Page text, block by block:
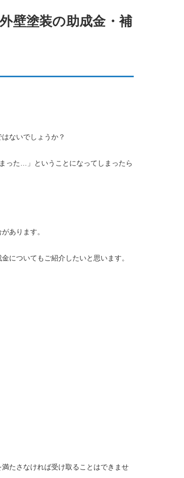
壁塗装の助成金・補
ないでしょうか？
った…」ということになってしまったら
あります。
についてもご紹介したいと思います。
たさなければ受け取ることはできませ